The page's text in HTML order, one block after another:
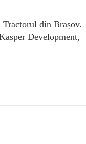
Tractorul din Brașov.
Development,